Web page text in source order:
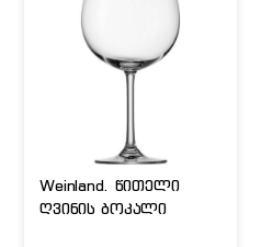
Weinland. წითელი
ღვინის ბოკალი